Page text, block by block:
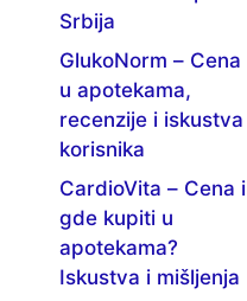
Srbija
GlukoNorm – Cena
u apotekama,
recenzije i iskustva
korisnika
CardioVita – Cena i
gde kupiti u
apotekama?
Iskustva i mišljenja